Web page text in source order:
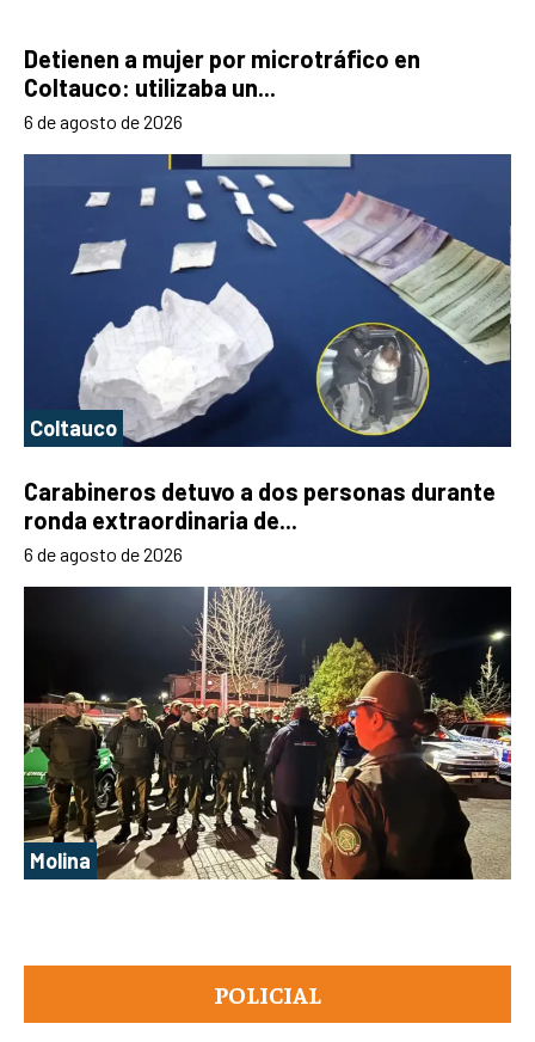
POLICIAL
Detienen a mujer por microtráfico en
Coltauco: utilizaba un...
6 de agosto de 2026
Coltauco
Carabineros detuvo a dos personas durante
ronda extraordinaria de...
6 de agosto de 2026
Molina